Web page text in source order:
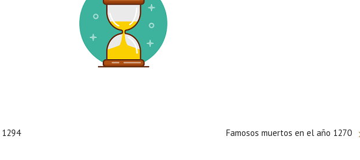
Famosos muertos en el año 1270